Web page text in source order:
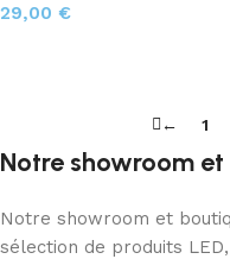
29,00 €
← 1
Notre showroom
Notre showroom et
sélection de produits